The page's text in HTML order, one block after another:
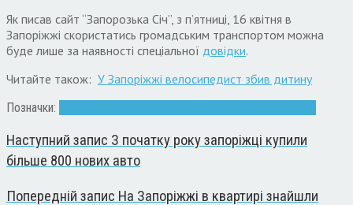
Як писав сайт “Запорозька Січ”, з п’ятниці, 16 квітня в
Запоріжжі скористатись громадським транспортом можна
буде лише за наявності спеціальної довідки.
Читайте також: У Запоріжжі велосипедист збив дитину
Позначки:
Наступний запис З початку року запоріжці купили
більше 800 нових авто
Попередній запис На Запоріжжі в квартирі знайшли